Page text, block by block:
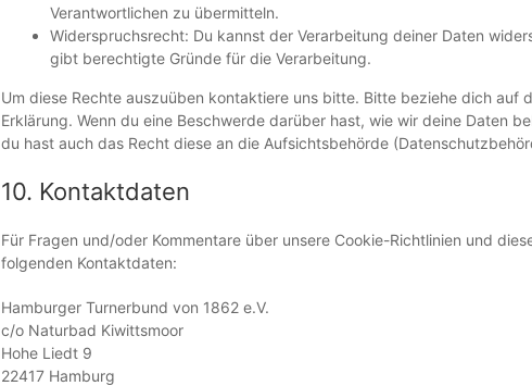
Verantwortlichen zu übermitteln.
Widerspruchsrecht: Du kannst der Verarbeitung deiner Daten
gibt berechtigte Gründe für die Verarbeitung.
Um diese Rechte auszuüben kontaktiere uns bitte. Bitte beziehe dich auf
Erklärung. Wenn du eine Beschwerde darüber hast, wie wir deine Daten
du hast auch das Recht diese an die Aufsichtsbehörde
10. Kontaktdaten
Für Fragen und/oder Kommentare über unsere Cookie-Richtlinien und
folgenden Kontaktdaten:
Hamburger Turnerbund von 1862 e.V.
c/o Naturbad Kiwittsmoor
Hohe Liedt 9
22417 Hamburg